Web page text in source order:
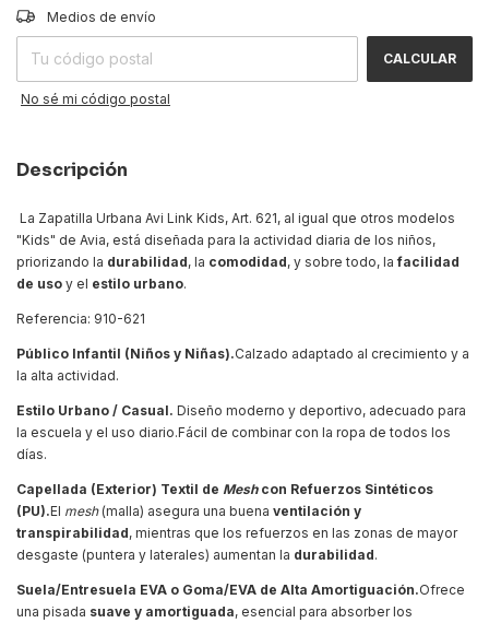
Entregas para el CP:
Medios de envío
CALCULAR
No sé mi código postal
Descripción
La Zapatilla Urbana Avi Link Kids, Art. 621, al igual que otros modelos
"Kids" de Avia, está diseñada para la actividad diaria de los niños,
priorizando la durabilidad, la comodidad, y sobre todo, lafacilidad
de uso y el estilo urbano.
Referencia: 910-621
Público Infantil (Niños y Niñas).Calzado adaptado al crecimiento y a
la alta actividad.
Estilo Urbano / Casual. Diseño moderno y deportivo, adecuado para
la escuela y el uso diario.Fácil de combinar con la ropa de todos los
días.
Capellada (Exterior) Textil de Meshcon Refuerzos Sintéticos
(PU).El mesh(malla) asegura una buena ventilación y
transpirabilidad, mientras que los refuerzos en las zonas de mayor
desgaste (puntera y laterales) aumentan la durabilidad.
Suela/Entresuela EVA o Goma/EVA de Alta Amortiguación.Ofrece
una pisada suave y amortiguada, esencial para absorber los